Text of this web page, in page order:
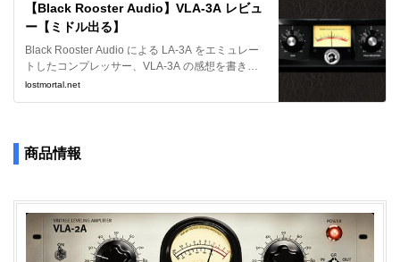
【Black Rooster Audio】VLA-3A レビュ
ー【ミドル出る】
Black Rooster Audio による LA-3A をエミュレー
トしたコンプレッサー、VLA-3A の感想を書きた
いと思います。意外と幅広いソースに使えてオス
lostmortal.net
商品情報